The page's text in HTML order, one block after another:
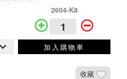
2604-K8
加入購物車
收藏